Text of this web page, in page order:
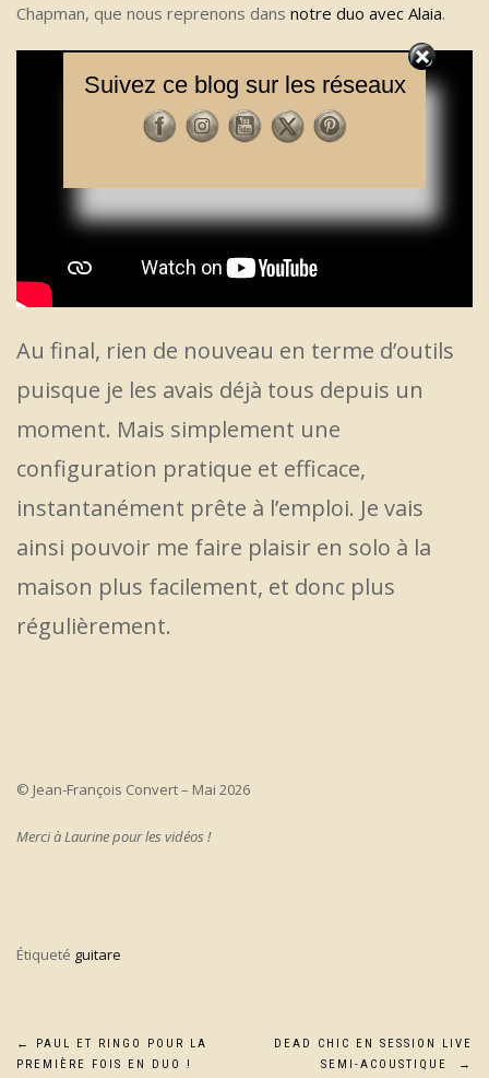
Chapman, que nous reprenons dans notre duo avec Alaia.
Au final, rien de nouveau en terme d’outils
puisque je les avais déjà tous depuis un
moment. Mais simplement une
configuration pratique et efficace,
instantanément prête à l’emploi. Je vais
ainsi pouvoir me faire plaisir en solo à la
maison plus facilement, et donc plus
régulièrement.
© Jean-François Convert – Mai 2026
Merci à Laurine pour les vidéos !
Étiqueté guitare
Navigation
←
PAUL ET RINGO POUR LA
PREMIÈRE FOIS EN DUO !
DEAD CHIC EN SESSION LIVE
SEMI-ACOUSTIQUE
→
Suivez ce blog sur les réseaux